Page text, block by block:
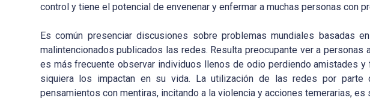
control y tiene el potencial de envenenar y enfermar a muchas personas con
Es común presenciar discusiones sobre problemas mundiales basadas
malintencionados publicados las redes. Resulta preocupante ver a
es más frecuente observar individuos llenos de odio perdiendo amistades
siquiera los impactan en su vida. La utilización de las redes por parte
pensamientos con mentiras, incitando a la violencia y acciones temerarias, es